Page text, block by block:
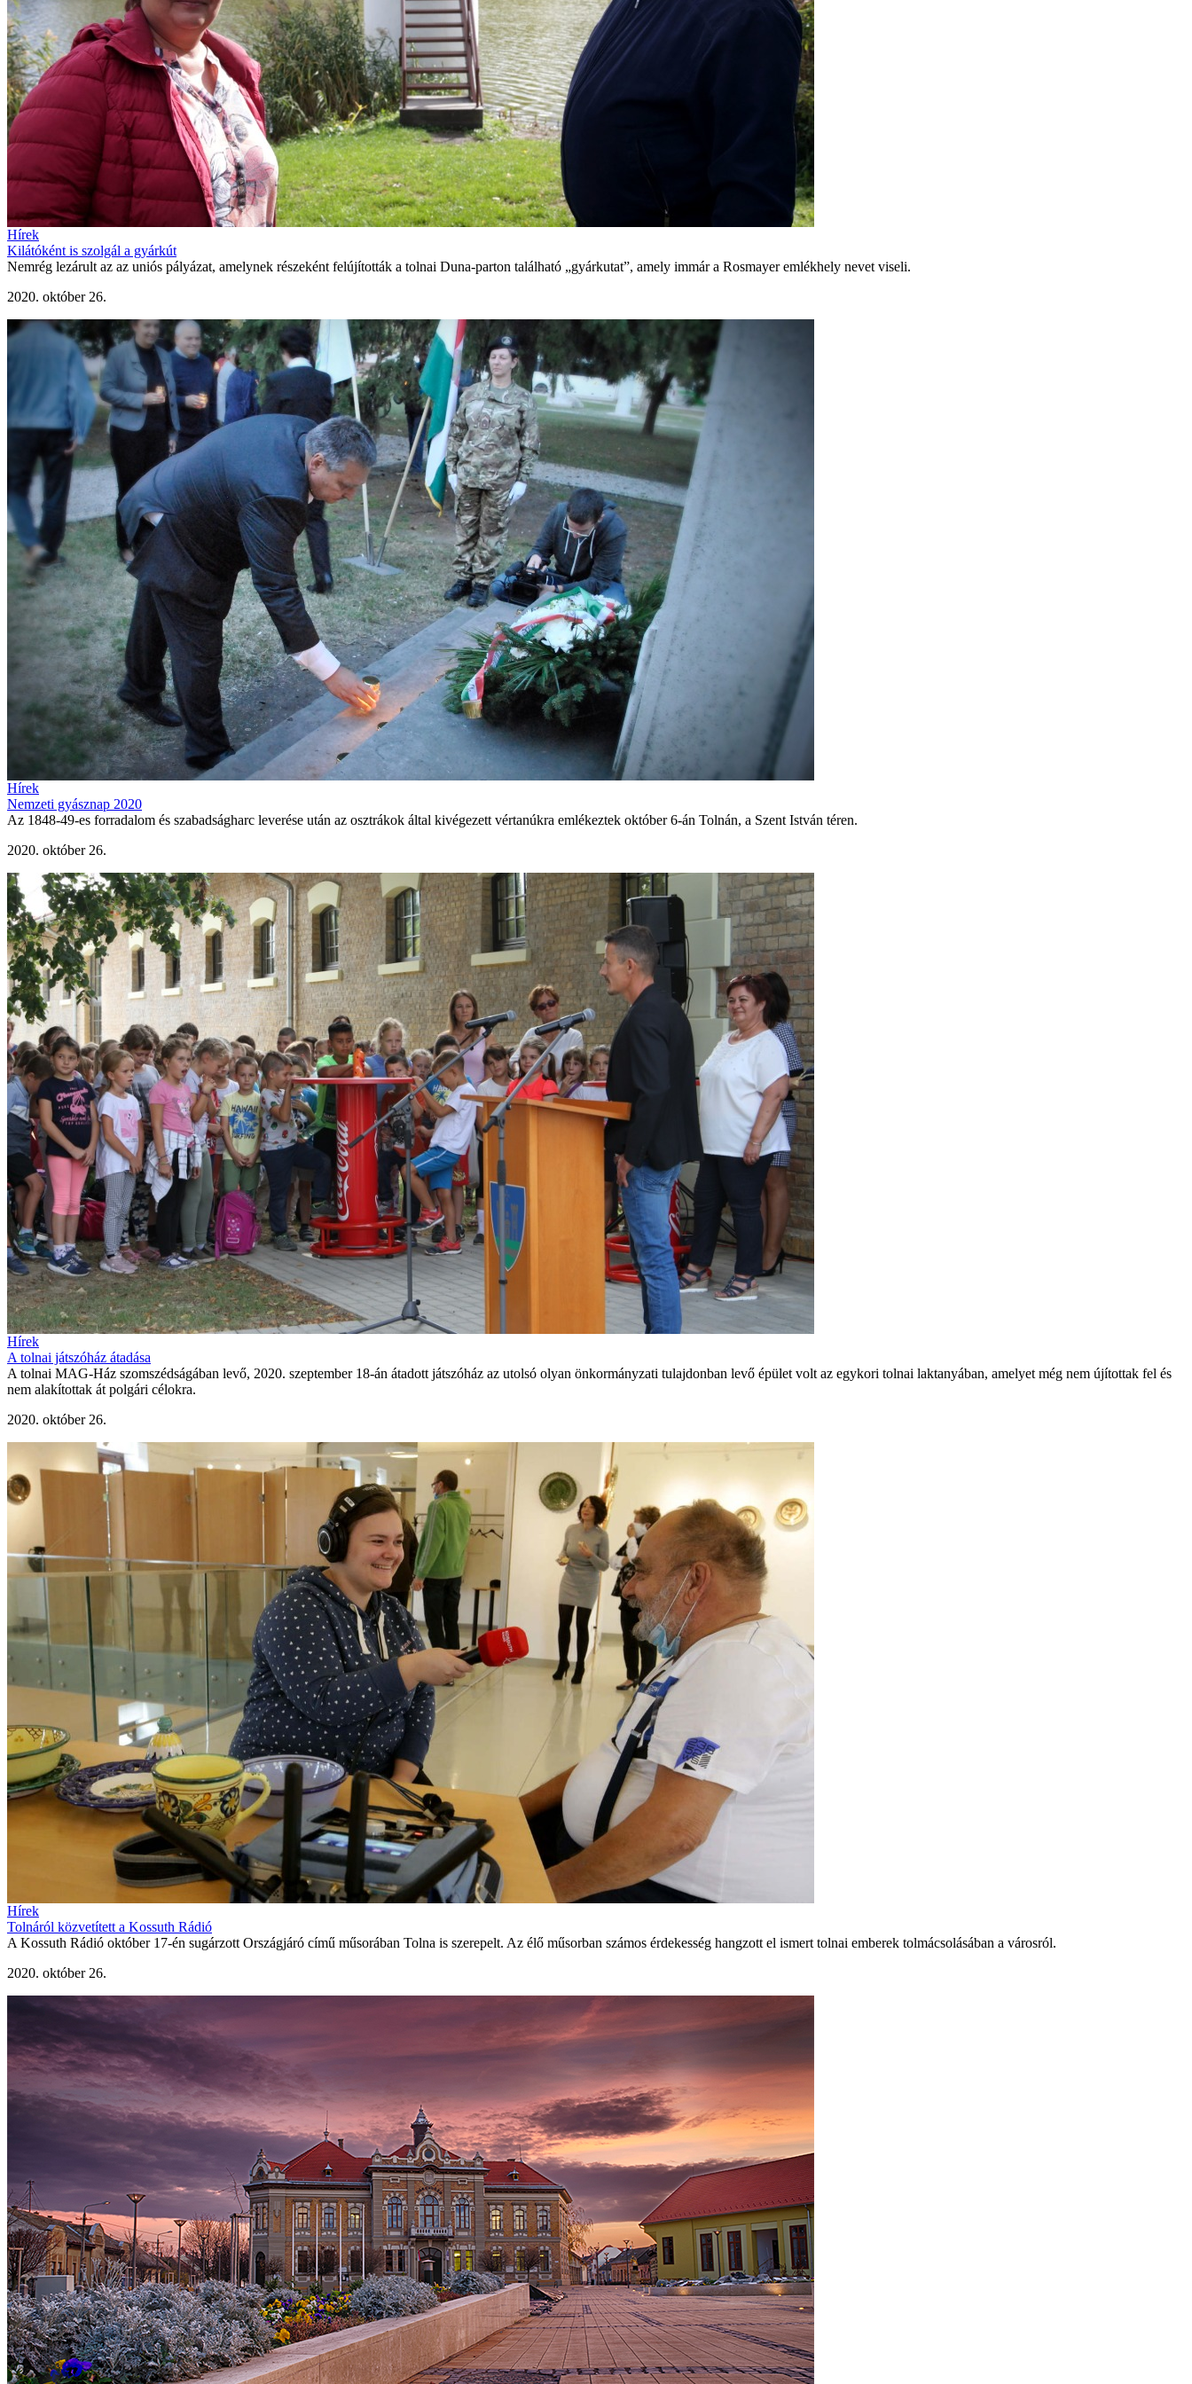
Hírek
Kilátóként is szolgál a gyárkút
Nemrég lezárult az az uniós pályázat, amelynek részeként felújították a tolnai Duna-parton található „gyárkutat”, amely immár a Rosmayer emlékhely nevet viseli.
2020. október 26.
Hírek
Nemzeti gyásznap 2020
Az 1848-49-es forradalom és szabadságharc leverése után az osztrákok által kivégezett vértanúkra emlékeztek október 6-án Tolnán, a Szent István téren.
2020. október 26.
Hírek
A tolnai játszóház átadása
A tolnai MAG-Ház szomszédságában levő, 2020. szeptember 18-án átadott játszóház az utolsó olyan önkormányzati tulajdonban levő épület volt az egykori tolnai laktanyában, amelyet még nem újítottak fel és
nem alakítottak át polgári célokra.
2020. október 26.
Hírek
Tolnáról közvetített a Kossuth Rádió
A Kossuth Rádió október 17-én sugárzott Országjáró című műsorában Tolna is szerepelt. Az élő műsorban számos érdekesség hangzott el ismert tolnai emberek tolmácsolásában a városról.
2020. október 26.